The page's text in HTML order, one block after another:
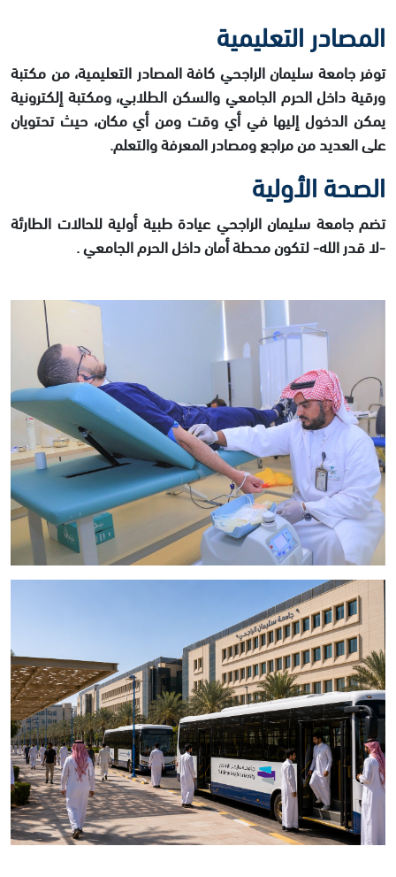
المصادر التعليمية
توفر جامعة سليمان الراجحي كافة المصادر التعليمية، من مكتبة
ورقية داخل الحرم الجامعي والسكن الطلابي، ومكتبة إلكترونية
يمكن الدخول إليها في أي وقت ومن أي مكان، حيث تحتويان
على العديد من مراجع ومصادر المعرفة والتعلم.
الصحة الأولية
تضم جامعة سليمان الراجحي عيادة طبية أولية للحالات الطارئة
-لا قدر الله- لتكون محطة أمان داخل الحرم الجامعي .